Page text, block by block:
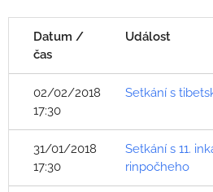
Datum /
čas
Událost
02/02/2018
17:30
Setkání s
31/01/2018
17:30
Setkání s 11.
rinpočheho